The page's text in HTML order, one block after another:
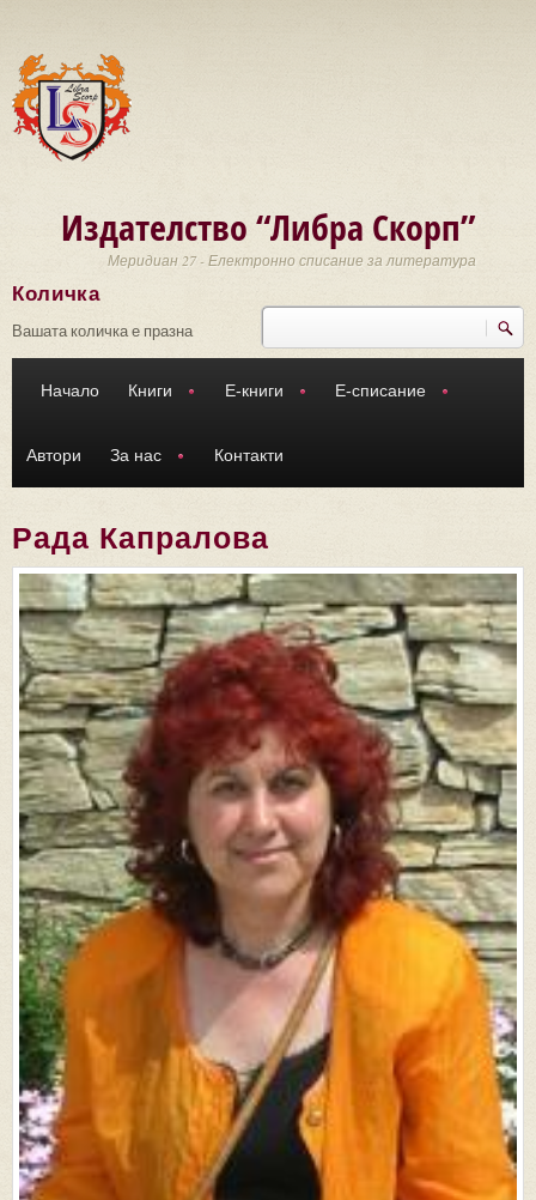
Издателство “Либра Скорп”
Меридиан 27 - Електронно списание за литература
Търси
Количка
Вашата количка е празна
Начало Книги Е-книги Е-списание
Автори За нас Контакти
Рада Капралова